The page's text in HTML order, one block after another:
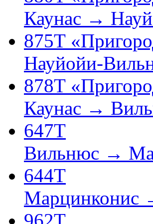
Каунас →
875Т
Науйойи-
878Т
Каунас →
647Т
Вильнюс →
644Т
Марцинконис